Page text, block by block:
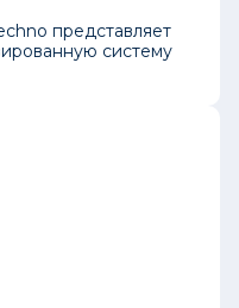
представляет
систему